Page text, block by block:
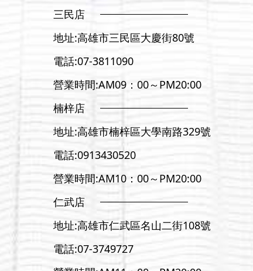
三民店
地址:高雄市三民區大慶街80號
電話:07-3811090
營業時間:AM09：00～PM20:00
楠梓店
地址:高雄市楠梓區大學南路329號
電話:0913430520
營業時間:AM10：00～PM20:00
仁武店
地址:高雄市仁武區名山二街108號
電話:07-3749727